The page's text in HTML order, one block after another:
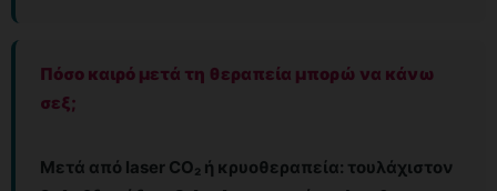
Πόσο καιρό μετά τη θεραπεία μπορώ να κάνω
σεξ;
Μετά από laser CO₂ ή κρυοθεραπεία: τουλάχιστον